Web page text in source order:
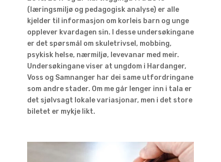
(læringsmiljø og pedagogisk analyse) er alle
kjelder til informasjon om korleis barn og unge
opplever kvardagen sin. I desse undersøkingane
er det spørsmål om skuletrivsel, mobbing,
psykisk helse, nærmiljø, levevanar med meir.
Undersøkingane viser at ungdom i Hardanger,
Voss og Samnanger har dei same utfordringane
som andre stader. Om me går lenger inn i tala er
det sjølvsagt lokale variasjonar, men i det store
biletet er mykje likt.